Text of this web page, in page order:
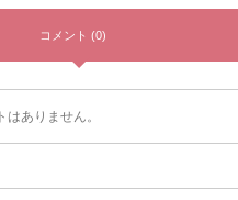
コメント (0)
ありません。